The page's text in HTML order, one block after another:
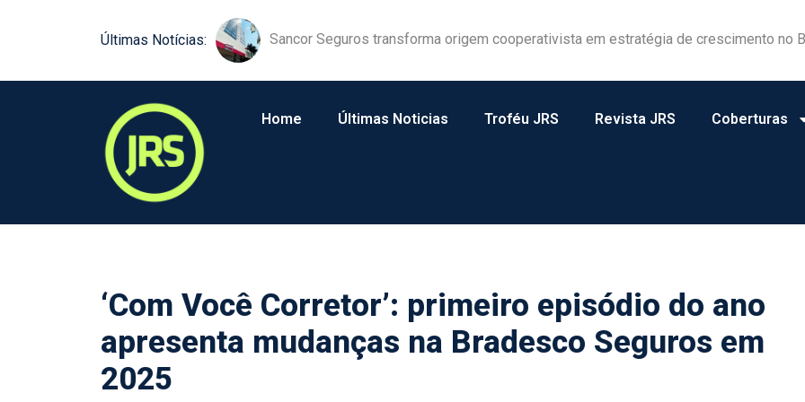
Últimas Notícias: Sancor Seguros transforma origem cooperativista em estratégia de crescimento no
Comunicação próxima e atuação consistente rendem homenagens ao JRS
Home Últimas Noticias Troféu JRS Revista JRS Coberturas
‘Com Você Corretor’: primeiro episódio do ano
apresenta mudanças na Bradesco Seguros em
2025